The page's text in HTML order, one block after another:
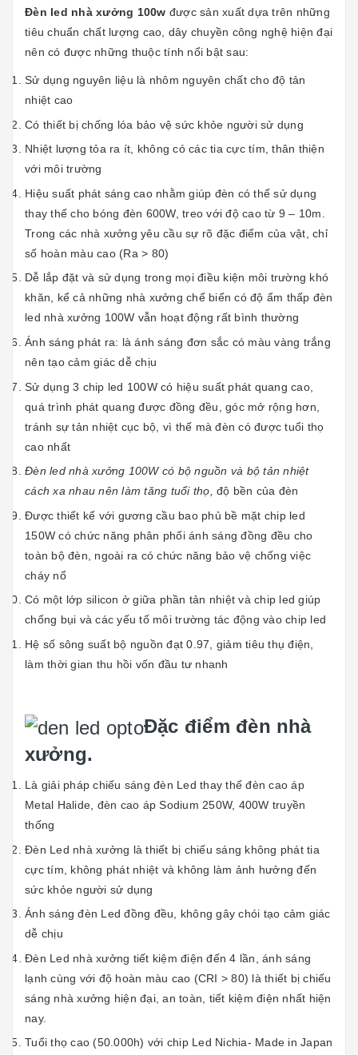
Đèn led nhà xưởng 100w được sản xuất dựa trên những
tiêu chuẩn chất lượng cao, dây chuyền công nghệ hiện đại
nên có được những thuộc tính nổi bật sau:
Sử dụng nguyên liệu là nhôm nguyên chất cho độ tản
nhiệt cao
Có thiết bị chống lóa bảo vệ sức khỏe người sử dụng
Nhiệt lượng tỏa ra ít, không có các tia cực tím, thân thiện
với môi trường
Hiệu suất phát sáng cao nhằm giúp đèn có thể sử dụng
thay thế cho bóng đèn 600W, treo với độ cao từ 9 – 10m.
Trong các nhà xưởng yêu cầu sự rõ đặc điểm của vật, chỉ
số hoàn màu cao (Ra > 80)
Dễ lắp đặt và sử dụng trong mọi điều kiện môi trường khó
khăn, kể cả những nhà xưởng chế biến có độ ẩm thấp đèn
led nhà xưởng 100W vẫn hoạt động rất bình thường
Ánh sáng phát ra: là ánh sáng đơn sắc có màu vàng trắng
nên tạo cảm giác dễ chịu
Sử dụng 3 chip led 100W có hiệu suất phát quang cao,
quá trình phát quang được đồng đều, góc mở rộng hơn,
tránh sự tản nhiệt cục bộ, vì thế mà đèn có được tuổi thọ
cao nhất
Đèn led nhà xưởng 100W có bộ nguồn và bộ tản nhiệt
cách xa nhau nên làm tăng tuổi thọ, độ bền của đèn
Được thiết kế với gương cầu bao phủ bề mặt chip led
150W có chức năng phân phối ánh sáng đồng đều cho
toàn bộ đèn, ngoài ra có chức năng bảo vệ chống việc
cháy nổ
Có một lớp silicon ở giữa phần tản nhiệt và chip led giúp
chống bụi và các yếu tố môi trường tác động vào chip led
Hệ số sông suất bộ nguồn đạt 0.97, giảm tiêu thụ điện,
làm thời gian thu hồi vốn đầu tư nhanh
Đặc điểm đèn nhà
xưởng.
Là giải pháp chiếu sáng đèn Led thay thế đèn cao áp
Metal Halide, đèn cao áp Sodium 250W, 400W truyền
thống
Đèn Led nhà xưởng là thiết bị chiếu sáng không phát tia
cực tím, không phát nhiệt và không làm ảnh hưởng đến
sức khỏe người sử dụng
Ánh sáng đèn Led đồng đều, không gây chói tạo cảm giác
dễ chịu
Đèn Led nhà xưởng tiết kiệm điện đến 4 lần, ánh sáng
lạnh cùng với độ hoàn màu cao (CRI > 80) là thiết bị chiếu
sáng nhà xưởng hiện đại, an toàn, tiết kiệm điện nhất hiện
nay.
Tuổi thọ cao (50.000h) với chip Led Nichia- Made in Japan